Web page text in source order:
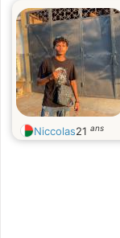
Niccolas21 ans